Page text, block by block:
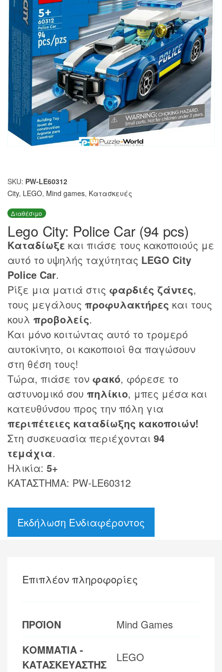
SKU: PW-LE60312
City, LEGO, Mind games, Κατασκευές
Διαθέσιμο
Lego City: Police Car (94 pcs)
Καταδίωξε και πιάσε τους κακοποιούς με
αυτό το υψηλής ταχύτητας LEGO City
Police Car.
Ρίξε μια ματιά στις φαρδιές ζάντες,
τους μεγάλους προφυλακτήρες και τους
κουλ προβολείς.
Και μόνο κοιτώντας αυτό το τρομερό
αυτοκίνητο, οι κακοποιοί θα παγώσουν
στη θέση τους!
Τώρα, πιάσε τον φακό, φόρεσε το
αστυνομικό σου πηλίκιο, μπες μέσα και
κατευθύνσου προς την πόλη για
περιπέτειες καταδίωξης κακοποιών!
Στη συσκευασία περιέχονται 94
τεμάχια.
Ηλικία: 5+
ΚΑΤΑΣΤΗΜΑ: PW-LE60312
Εκδήλωση Ενδιαφέροντος
Επιπλέον πληροφορίες
ΠΡΟΪΟΝ
Mind Games
ΚΟΜΜΑΤΙΑ -
ΚΑΤΑΣΚΕΥΑΣΤΗΣ
LEGO